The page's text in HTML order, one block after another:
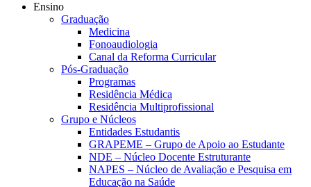
Ensino
Graduação
Medicina
Fonoaudiologia
Canal da Reforma Curricular
Pós-Graduação
Programas
Residência Médica
Residência Multiprofissional
Grupo e Núcleos
Entidades Estudantis
GRAPEME – Grupo de Apoio ao Estudante
NDE – Núcleo Docente Estruturante
NAPES – Núcleo de Avaliação e Pesquisa em
Educação na Saúde